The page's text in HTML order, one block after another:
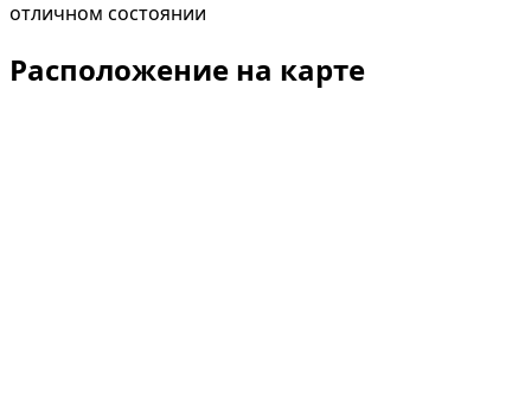
отличном состоянии
Расположение на карте